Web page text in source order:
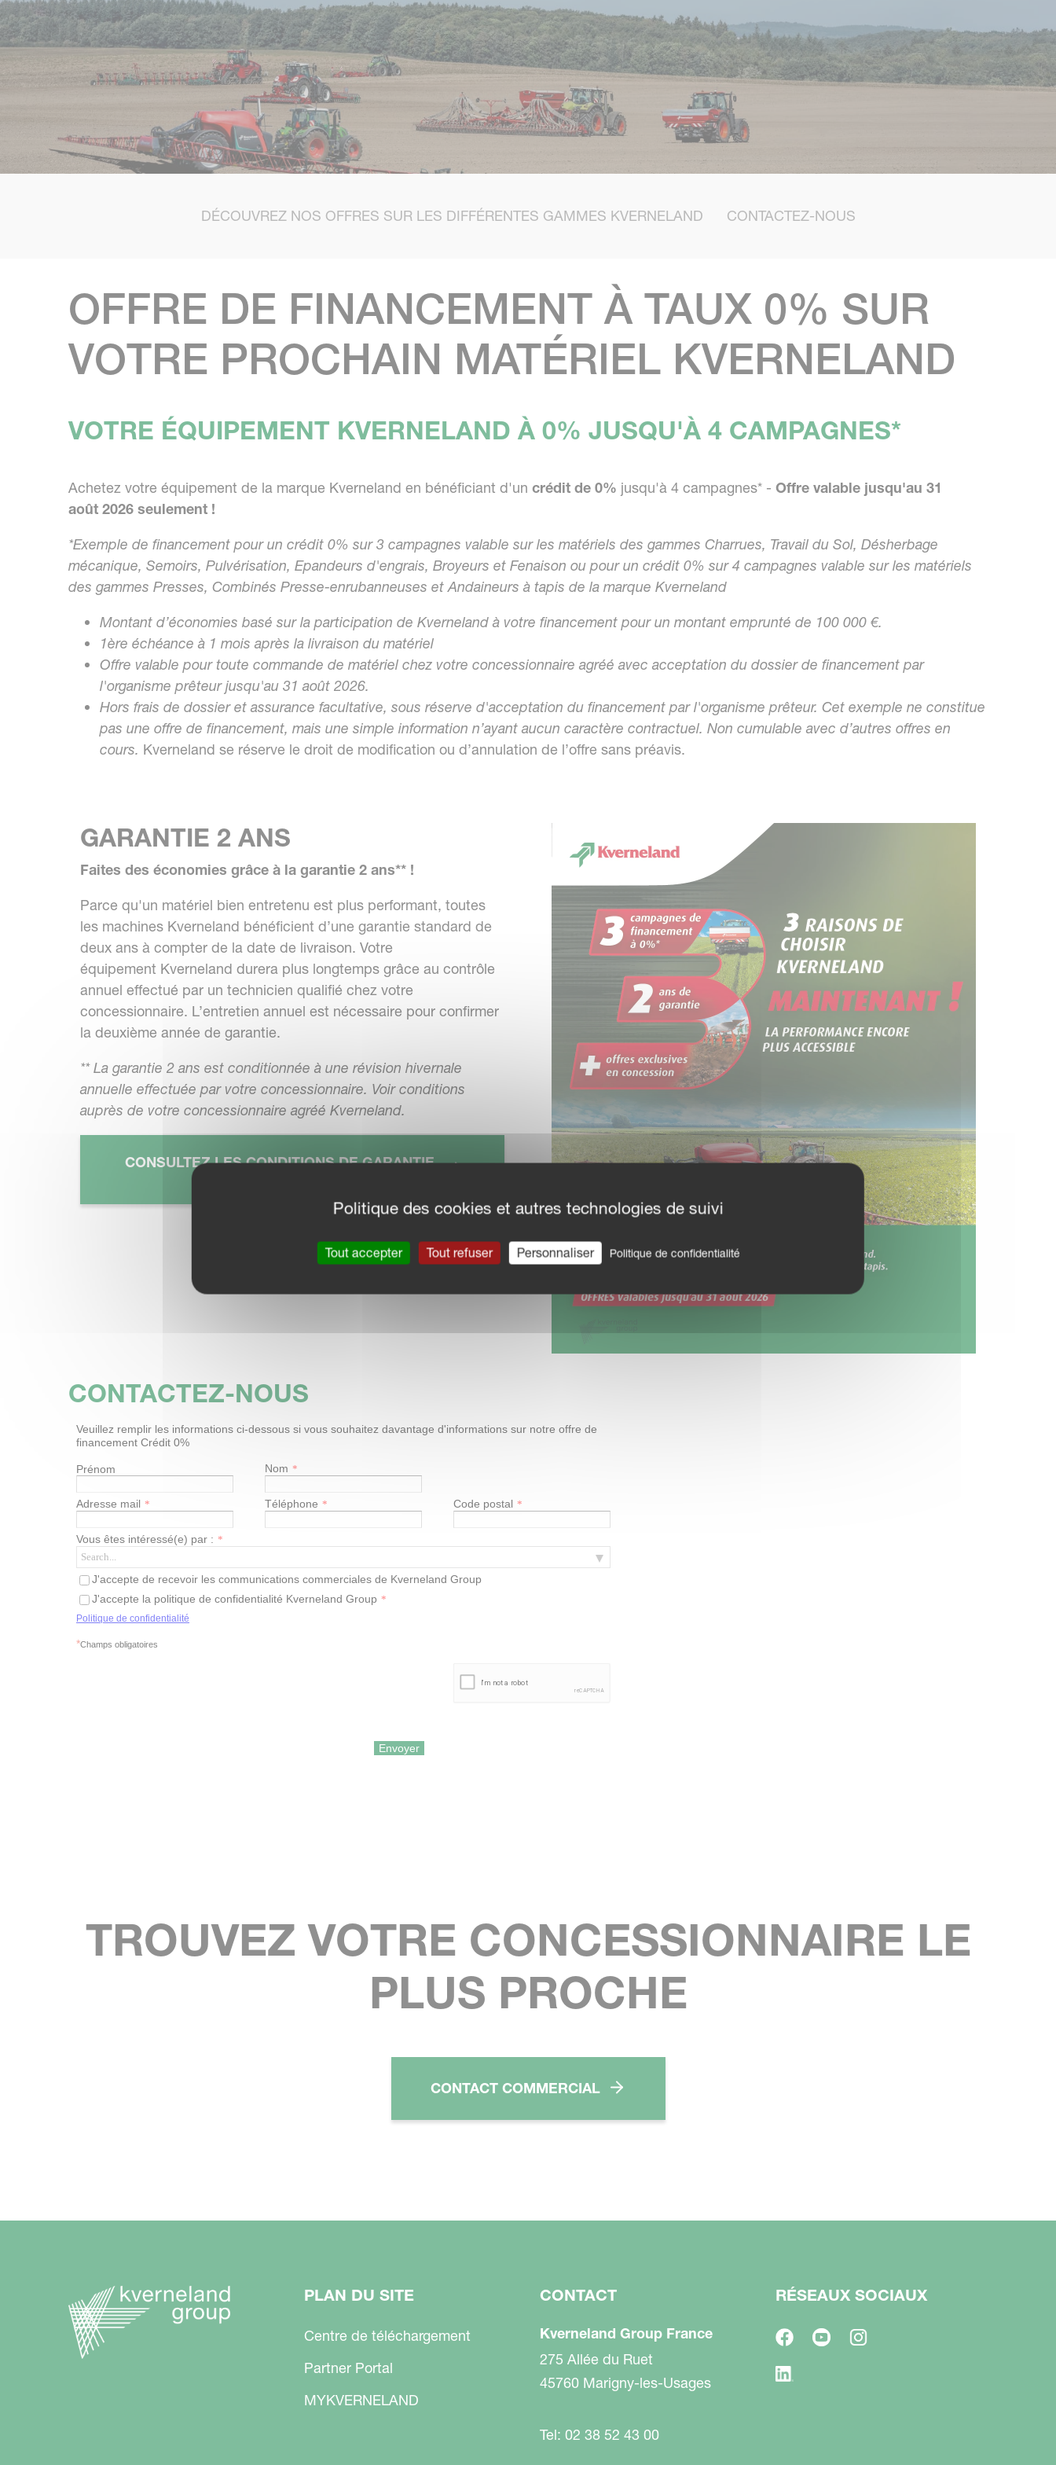
DÉCOUVREZ NOS OFFRES SUR LES DIFFÉRENTES GAMMES KVERNELAND CONTACTEZ-NOUS
OFFRE DE FINANCEMENT À TAUX 0% SUR
VOTRE PROCHAIN MATÉRIEL KVERNELAND
VOTRE ÉQUIPEMENT KVERNELAND À 0% JUSQU'À 4 CAMPAGNES*
Achetez votre équipement de la marque Kverneland en bénéficiant d'un crédit de 0% jusqu'à 4 campagnes* - Offre valable jusqu'au 31
août 2026 seulement !
*Exemple de financement pour un crédit 0% sur 3 campagnes valable sur les matériels des gammes Charrues, Travail du Sol, Désherbage
mécanique, Semoirs, Pulvérisation, Epandeurs d'engrais, Broyeurs et Fenaison ou pour un crédit 0% sur 4 campagnes valable sur les matériels
des gammes Presses, Combinés Presse-enrubanneuses et Andaineurs à tapis de la marque Kverneland
Montant d’économies basé sur la participation de Kverneland à votre financement pour un montant emprunté de 100 000 €.
1ère échéance à 1 mois après la livraison du matériel
Offre valable pour toute commande de matériel chez votre concessionnaire agréé avec acceptation du dossier de financement par
l'organisme prêteur jusqu'au 31 août 2026.
Hors frais de dossier et assurance facultative, sous réserve d'acceptation du financement par l'organisme prêteur. Cet exemple ne constitue
pas une offre de financement, mais une simple information n’ayant aucun caractère contractuel. Non cumulable avec d’autres offres en
cours. Kverneland se réserve le droit de modification ou d’annulation de l’offre sans préavis.
GARANTIE 2 ANS
Faites des économies grâce à la garantie 2 ans** !
Parce qu'un matériel bien entretenu est plus performant, toutes
les machines Kverneland bénéficient d’une garantie standard de
deux ans à compter de la date de livraison. Votre
équipement Kverneland durera plus longtemps grâce au contrôle
annuel effectué par un technicien qualifié chez votre
concessionnaire. L’entretien annuel est nécessaire pour confirmer
la deuxième année de garantie.
** La garantie 2 ans est conditionnée à une révision hivernale
annuelle effectuée par votre concessionnaire. Voir conditions
auprès de votre concessionnaire agréé Kverneland.
CONSULTEZ LES CONDITIONS DE GARANTIE
CONTACTEZ-NOUS
TROUVEZ VOTRE CONCESSIONNAIRE LE
PLUS PROCHE
CONTACT COMMERCIAL
PLAN DU SITE
Centre de téléchargement
Partner Portal
MYKVERNELAND
CONTACT
Kverneland Group France
275 Allée du Ruet
45760 Marigny-les-Usages
Tel: 02 38 52 43 00
RÉSEAUX SOCIAUX
Politique des cookies et autres technologies de suivi
Tout accepter Tout refuser Personnaliser Politique de confidentialité